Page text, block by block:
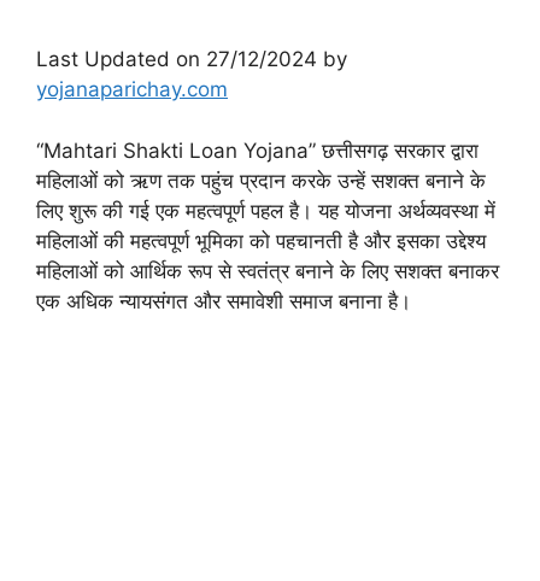
Last Updated on 27/12/2024 by
yojanaparichay.com
“Mahtari Shakti Loan Yojana” छत्तीसगढ़ सरकार द्वारा
महिलाओं को ऋण तक पहुंच प्रदान करके उन्हें सशक्त बनाने के
लिए शुरू की गई एक महत्वपूर्ण पहल है। यह योजना अर्थव्यवस्था में
महिलाओं की महत्वपूर्ण भूमिका को पहचानती है और इसका उद्देश्य
महिलाओं को आर्थिक रूप से स्वतंत्र बनाने के लिए सशक्त बनाकर
एक अधिक न्यायसंगत और समावेशी समाज बनाना है।